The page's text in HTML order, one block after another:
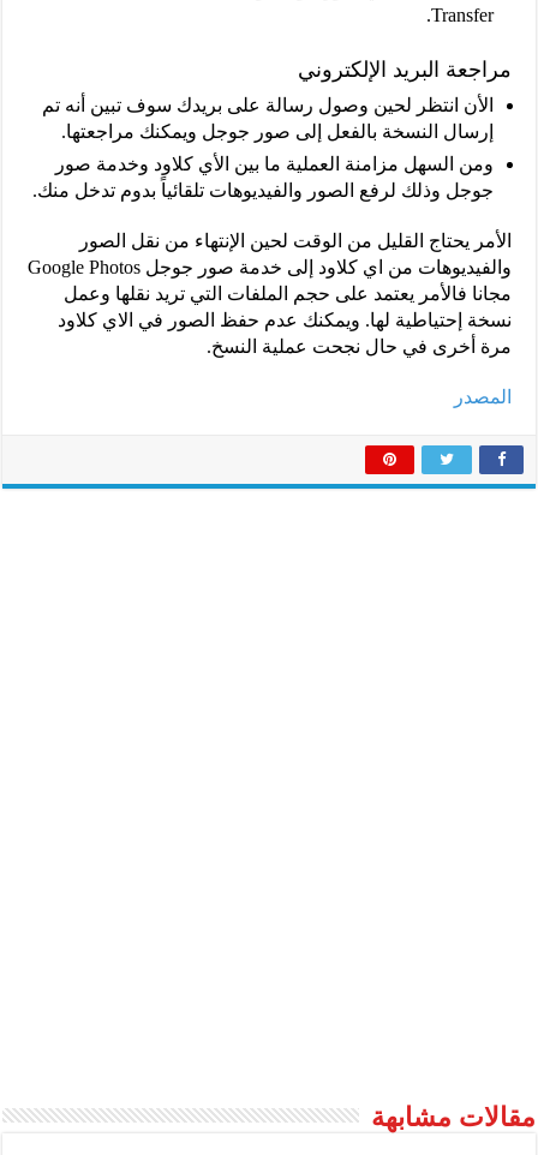
Transfer.
مراجعة البريد الإلكتروني
الأن انتظر لحين وصول رسالة على بريدك سوف تبين أنه تم
إرسال النسخة بالفعل إلى صور جوجل ويمكنك مراجعتها.
ومن السهل مزامنة العملية ما بين الأي كلاود وخدمة صور
جوجل وذلك لرفع الصور والفيديوهات تلقائياً بدوم تدخل منك.
الأمر يحتاج القليل من الوقت لحين الإنتهاء من نقل الصور
والفيديوهات من اي كلاود إلى خدمة صور جوجل Google Photos
مجانا فالأمر يعتمد على حجم الملفات التي تريد نقلها وعمل
نسخة إحتياطية لها. ويمكنك عدم حفظ الصور في الاي كلاود
مرة أخرى في حال نجحت عملية النسخ.
المصدر
مقالات مشابهة